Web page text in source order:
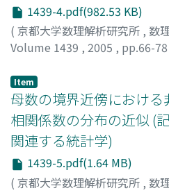
1439-4.pdf(982.53 KB)
( 京都大学数理解析研究所 , 数
Volume 1439 , 2005 , pp.66-78
Item
母数の境界近傍におけ
相関係数の分布の近似 (
関連する統計学)
1439-5.pdf(1.64 MB)
( 京都大学数理解析研究所 , 数